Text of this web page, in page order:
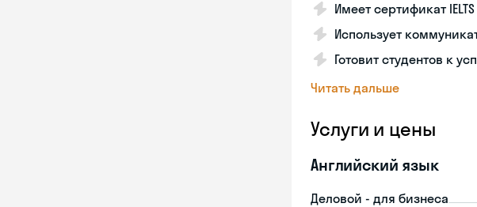
Имеет сертификат
Использует
Готовит студентов к
Читать дальше
Услуги и цены
Английский язык
Деловой - для бизнеса